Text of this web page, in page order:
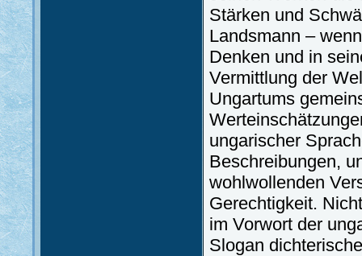
Stärken und
Landsmann –
Denken und in
Vermittlung der
Ungartums
ungarischer
Beschreibungen,
wohlwollenden
Gerechtigkeit.
im Vorwort der
Slogan